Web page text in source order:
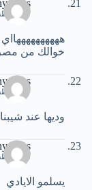
27 أغسطس، 2012 | 7:00 ص
خوالك من مصر
27 أغسطس، 2012 | 6:15 م
وديها عند
30 أغسطس، 2012 | 2:24 م
يسلمو الايادي